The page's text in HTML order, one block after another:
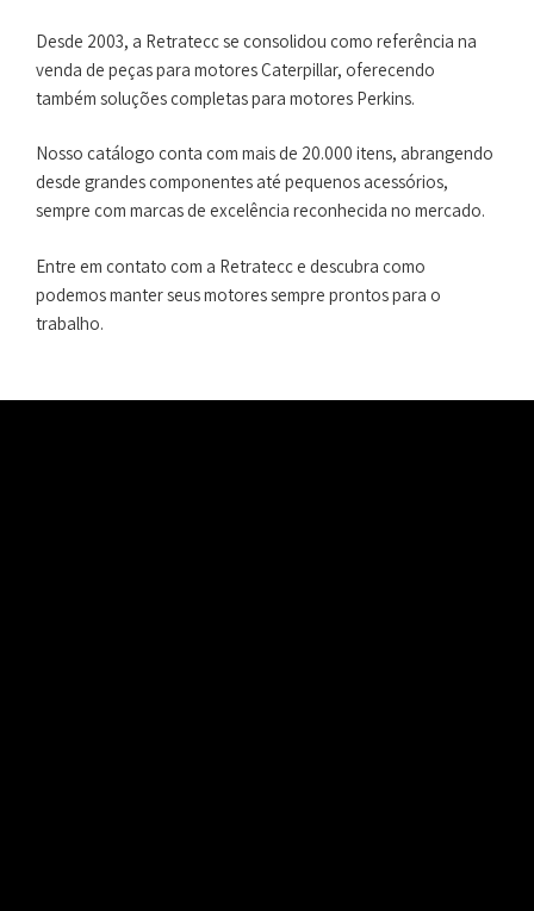
Desde 2003, a Retratecc se consolidou como referência na
venda de peças para motores Caterpillar, oferecendo
também soluções completas para motores Perkins.
Nosso catálogo conta com mais de 20.000 itens, abrangendo
desde grandes componentes até pequenos acessórios,
sempre com marcas de excelência reconhecida no mercado.
Entre em contato com a Retratecc e descubra como
podemos manter seus motores sempre prontos para o
trabalho.